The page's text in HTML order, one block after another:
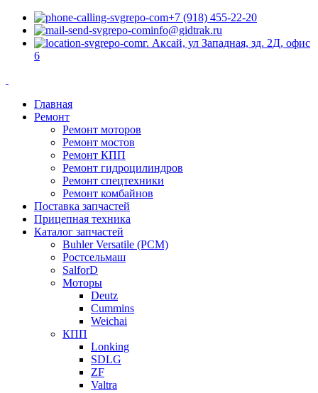
+7 (918) 455-22-20
info@gidtrak.ru
г. Аксай, ул Западная, зд. 2Д, офис
6
Главная
Ремонт
Ремонт моторов
Ремонт мостов
Ремонт КПП
Ремонт гидроцилиндров
Ремонт спецтехники
Ремонт комбайнов
Поставка запчастей
Прицепная техника
Каталог запчастей
Buhler Versatile (РСМ)
Ростсельмаш
SalforD
Моторы
Deutz
Cummins
Weichai
КПП
Lonking
SDLG
ZF
Valtra